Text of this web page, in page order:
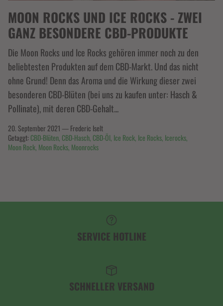
MOON ROCKS UND ICE ROCKS - ZWEI
GANZ BESONDERE CBD-PRODUKTE
Die Moon Rocks und Ice Rocks gehören immer noch zu den
beliebtesten Produkten auf dem CBD-Markt. Und das nicht
ohne Grund! Denn das Aroma und die Wirkung dieser zwei
besonderen CBD-Blüten (bei uns zu kaufen unter: Hasch &
Pollinate), mit deren CBD-Gehalt...
20. September 2021 —Frederic Iselt
Getaggt: CBD-Blüten CBD-Hasch CBD-Öl Ice Rock Ice Rocks Icerocks
Moon Rock Moon Rocks Moonrocks
SERVICE HOTLINE
SCHNELLER VERSAND